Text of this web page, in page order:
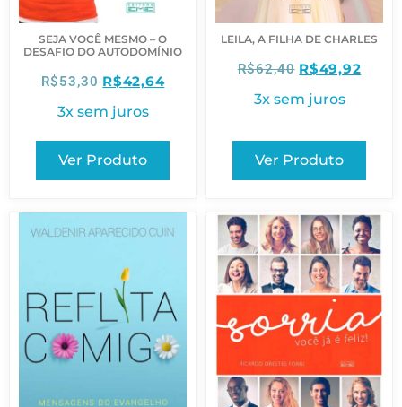
SEJA VOCÊ MESMO – O
DESAFIO DO AUTODOMÍNIO
R$53,30 R$42,64
3x sem juros
Ver Produto
LEILA, A FILHA DE CHARLES
R$62,40 R$49,92
3x sem juros
Ver Produto